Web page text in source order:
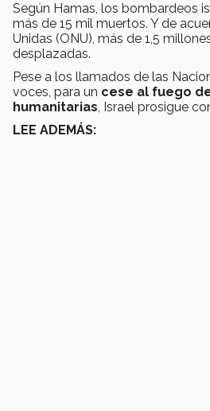
Según Hamas, los bombardeos
más de 15 mil muertos. Y de
Unidas (ONU), más de 1,5
desplazadas.
Pese a los llamados de las
voces, para un cese al fuego
humanitarias, Israel prosigue
LEE ADEMÁS: